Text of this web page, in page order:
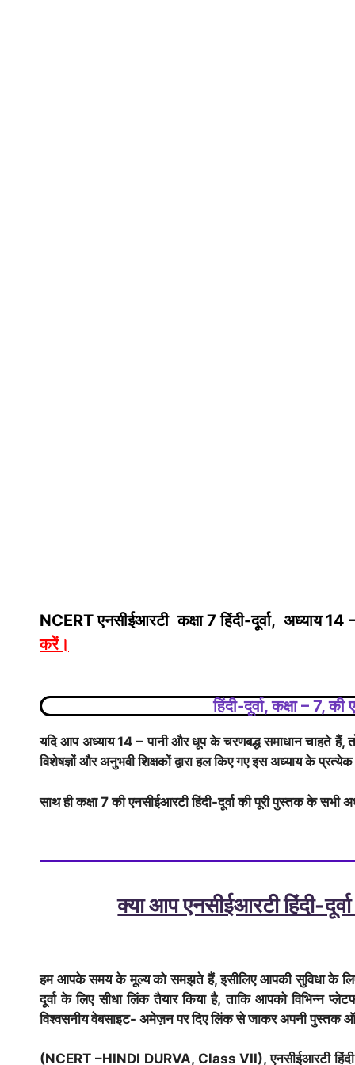
NCERT एनसीईआरटी कक्षा 7 हिंदी-दूर्वा, अध्याय
करें।
हिंदी-दूर्वा, कक्षा – 7,
यदि आप अध्याय 14 – पानी और धूप के चरणबद्ध समाधान चाहते हैं,
विशेषज्ञों और अनुभवी शिक्षकों द्वारा हल किए गए इस अध्याय के
साथ ही कक्षा 7 की एनसीईआरटी हिंदी-दूर्वा की पूरी पुस्तक के सभी
क्या आप एनसीईआरटी हिंदी-
हम आपके समय के मूल्य को समझते हैं, इसीलिए आपकी सुविधा के
दूर्वा के लिए सीधा लिंक तैयार किया है, ताकि आपको विभिन्न
विश्वसनीय वेबसाइट- अमेज़न पर दिए लिंक से जाकर अपनी पुस्तक
(NCERT –HINDI DURVA, Class VII), एनसीईआरटी